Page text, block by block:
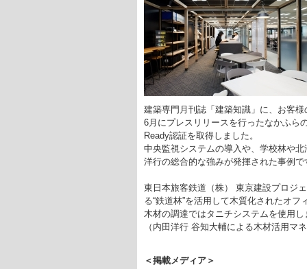
建築専門月刊誌「建築知識」に、お客
6月にプレスリリースを行ったなかふら
Ready認証を取得しました。
中央監視システムの導入や、学校林や
洋行の総合的な強みが発揮された事例で
東日本旅客鉄道（株） 東京建設プロジ
る“鉄道林”を活用して木質化されたオフ
木材の調達ではタニチシステムを使用し
（内田洋行 谷知大輔による木材活用マ
＜掲載メディア＞